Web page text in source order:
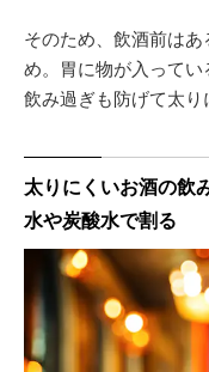
そのため、飲酒前は
め。胃に物が入ってい
飲み過ぎも防げて太り
太りにくいお酒の飲
水や炭酸水で割る